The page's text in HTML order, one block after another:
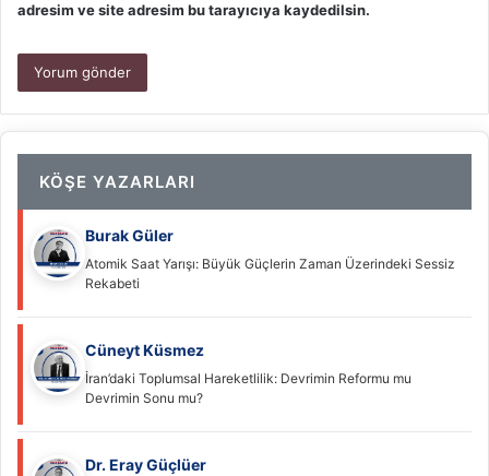
adresim ve site adresim bu tarayıcıya kaydedilsin.
KÖŞE YAZARLARI
Burak Güler
Atomik Saat Yarışı: Büyük Güçlerin Zaman Üzerindeki Sessiz
Rekabeti
Cüneyt Küsmez
İran’daki Toplumsal Hareketlilik: Devrimin Reformu mu
Devrimin Sonu mu?
Dr. Eray Güçlüer